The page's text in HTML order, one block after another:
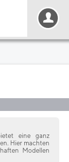
eine ganz
Hier machten
Modellen